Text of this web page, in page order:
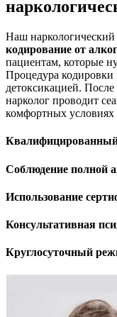
Наш наркологический
кодирование от
пациентам, которые
Процедура
детоксикацией.
нарколог проводит
комфортных условиях
Соблюдение полной
Использование
Консультативная
Круглосуточный